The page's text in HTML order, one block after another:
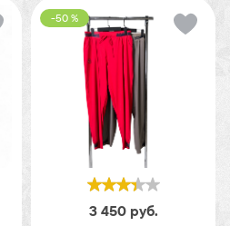
-50 %
3 450 руб.